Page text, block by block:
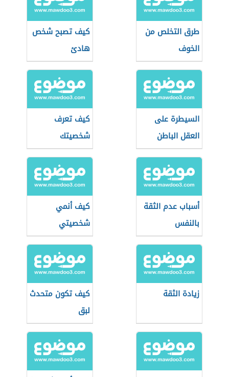
طرق التخلص من
الخوف
كيف تصبح شخص
هادئ
السيطرة على
العقل الباطن
كيف تعرف
شخصيتك
أسباب عدم الثقة
بالنفس
كيف أنمي
شخصيتي
زيادة الثقة
كيف تكون متحدث
لبق